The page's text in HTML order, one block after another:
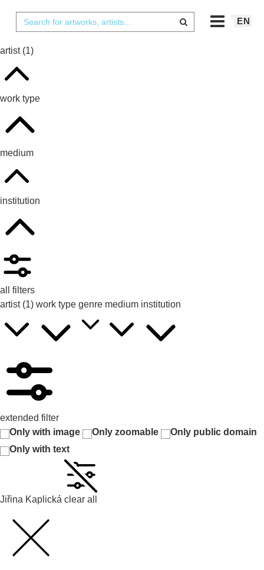
EN
artist (1)
work type
medium
institution
all filters
artist (1) work type genre medium institution
extended filter
Only with image
Only zoomable
Only public domain
Only with text
Jiřina Kaplická clear all